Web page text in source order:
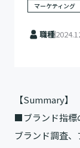
マーケティング
職種
【Summary】
■ブランド指標
ブランド調査